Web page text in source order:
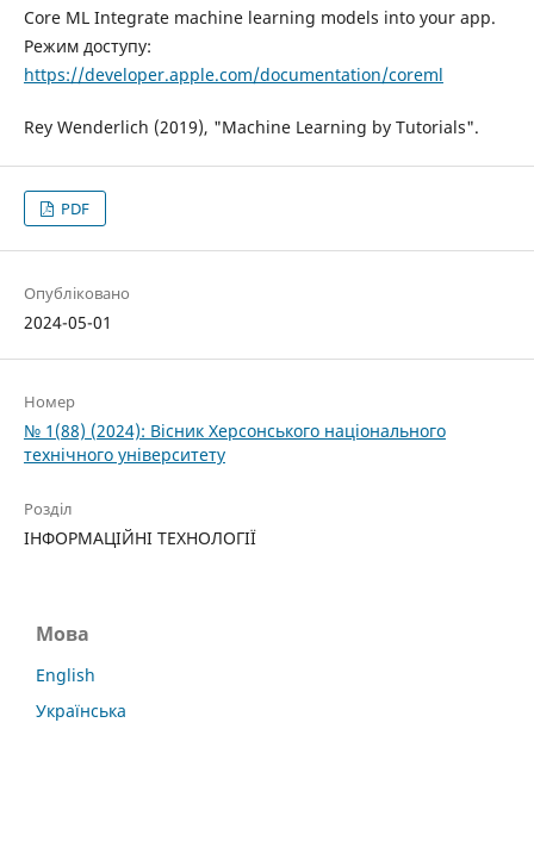
Core ML Integrate machine learning models into your app.
Режим доступу:
https://developer.apple.com/documentation/coreml
Rey Wenderlich (2019), "Machine Learning by Tutorials".
PDF
Опубліковано
2024-05-01
Номер
№ 1(88) (2024): Вісник Херсонського національного
технічного університету
Розділ
ІНФОРМАЦІЙНІ ТЕХНОЛОГІЇ
Мова
English
Українська